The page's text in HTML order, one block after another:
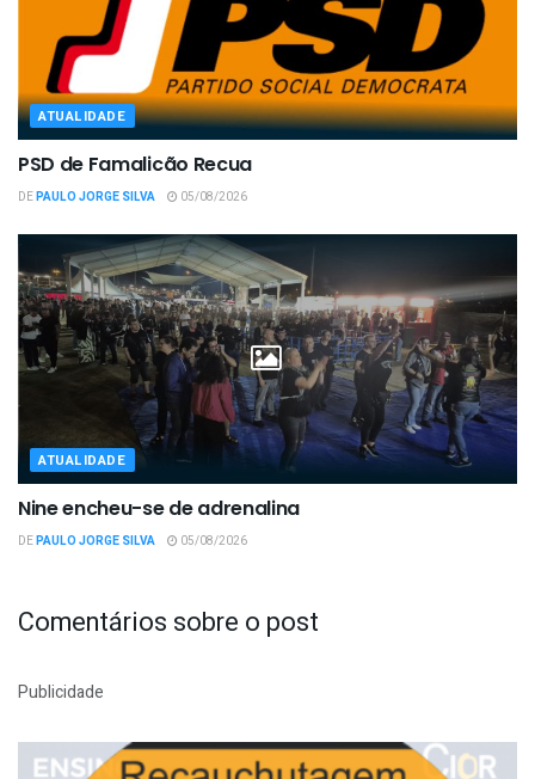
ATUALIDADE
PSD de Famalicão Recua
DEPAULO JORGE SILVA 05/08/2026
ATUALIDADE
Nine encheu-se de adrenalina
DEPAULO JORGE SILVA 05/08/2026
Comentários sobre o post
Publicidade